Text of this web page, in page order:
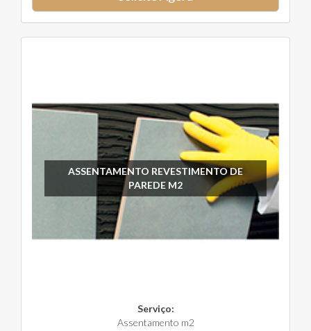
ASSENTAMENTO REVESTIMENTO DE
PAREDE M2
Serviço:
Assentamento m2